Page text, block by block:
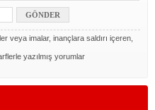
veya imalar, inançlara saldırı içeren,
yazılmış yorumlar